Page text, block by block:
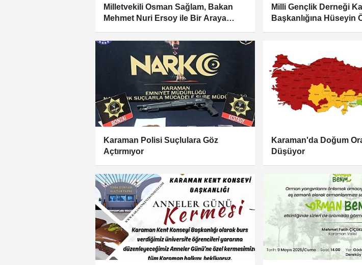
Milletvekili Osman Sağlam, Bakan
Mehmet Nuri Ersoy ile Bir Araya
Milli Gençlik Derneği
Başkanlığına Hüseyin
Karaman Polisi Suçlulara Göz
Açtırmıyor
Karaman'da Doğum
Düşüyor